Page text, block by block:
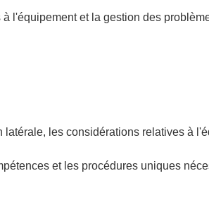
l'équipement et la gestion des
les considérations relatives à
et les procédures uniques